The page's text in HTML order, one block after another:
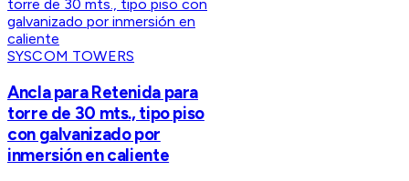
SYSCOM TOWERS
Ancla para Retenida para
torre de 30 mts., tipo piso
con galvanizado por
inmersión en caliente